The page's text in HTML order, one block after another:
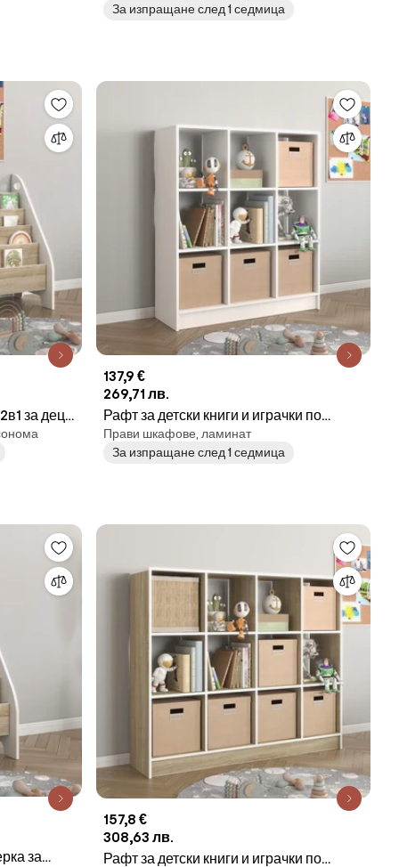
За изпращане след 1 седмица
за деца
137,9 €
269,71 лв.
Рафт за детски книги и играчки по
метода Монтесори, 9 рафта – бял
Прави шкафове, ламинат
За изпращане след 1 седмица
за
157,8 €
308,63 лв.
Рафт за детски книги и играчки по